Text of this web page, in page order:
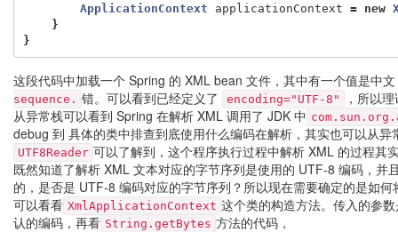
ApplicationContext applicationContext = new
}
}
这段代码中加载一个 Spring 的 XML bean 文件，其中有一个值是中
sequence. 错。可以看到已经定义了 encoding="UTF-8"
，所以
从异常栈可以看到 Spring 在解析 XML 调用了 JDK 中
debug 到 具体的类中排查到底使用什么编码在解析，其实也可以从异
UTF8Reader 可以了解到，这个程序执行过程中解析 XML 的过程其
既然知道了解析 XML 文本对应的字节序列是使用的 UTF-8 编码，
的，是否是 UTF-8 编码对应的字节序列？所以现在需要确定的是如
可以看看 XmlApplicationContext 这个类的构造方法。传入的参
认的编码，再看 String.getBytes 方法的代码，